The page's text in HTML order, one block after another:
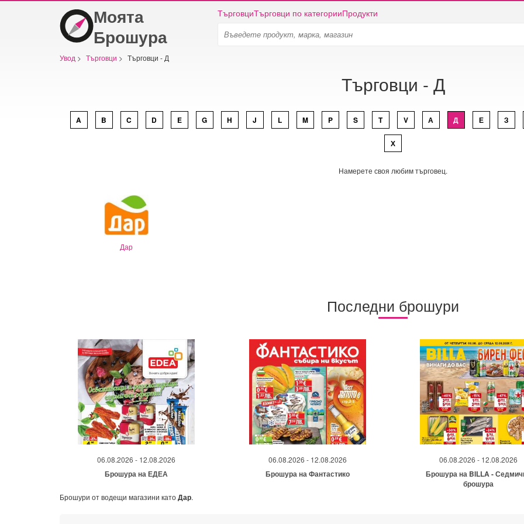
Моята
Брошура
ТърговциТърговци по категорииПродукти
Увод > Търговци > Търговци - Д
Търговци - Д
A B C D E G H J L M P S T V А Д Е З
Х
Намерете своя любим търговец.
Дар
Последни брошури
06.08.2026 - 12.08.2026
Брошура на ЕДЕА
06.08.2026 - 12.08.2026
Брошура на Фантастико
06.08.2026 - 12.08.2026
Брошура на BILLA -
брошура
Брошури от водещи магазини катоДар.